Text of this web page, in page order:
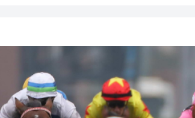
研究生專屬書院 提升學習體驗
理判囚3年